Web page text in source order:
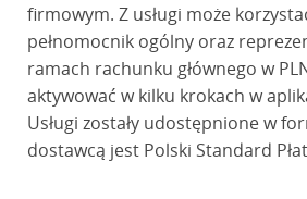
firmowym. Z usługi może
pełnomocnik ogólny oraz
ramach rachunku głównego w
aktywować w kilku krokach w
Usługi zostały udostępnione w
dostawcą jest Polski Standard